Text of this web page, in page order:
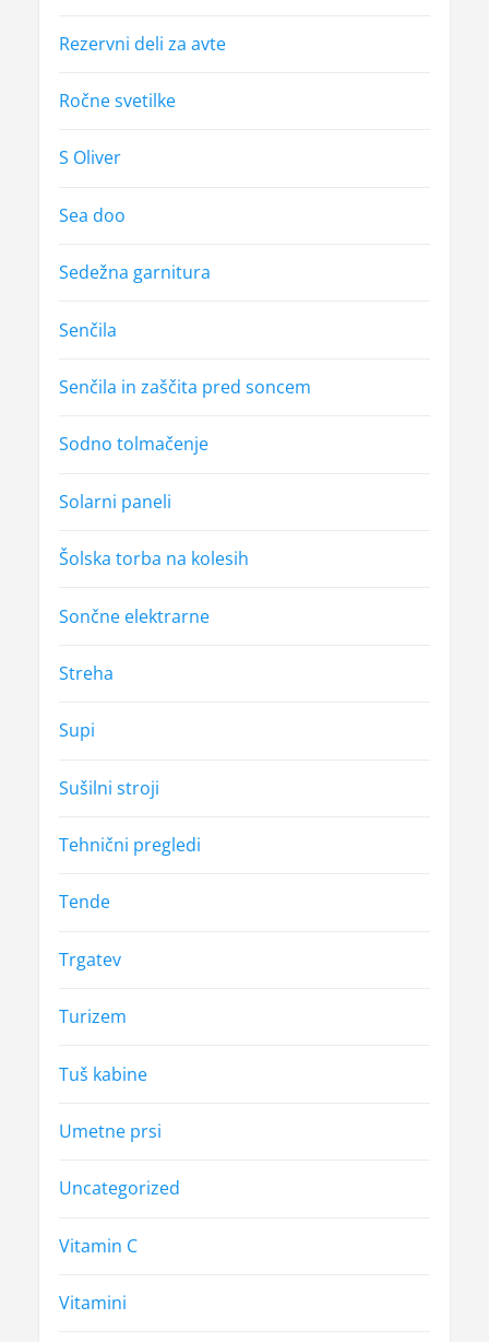
Rezervni deli za avte
Ročne svetilke
S Oliver
Sea doo
Sedežna garnitura
Senčila
Senčila in zaščita pred soncem
Sodno tolmačenje
Solarni paneli
Šolska torba na kolesih
Sončne elektrarne
Streha
Supi
Sušilni stroji
Tehnični pregledi
Tende
Trgatev
Turizem
Tuš kabine
Umetne prsi
Uncategorized
Vitamin C
Vitamini